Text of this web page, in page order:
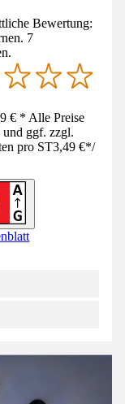
Bewertung:
7
€ * Alle Preise
ggf. zzgl.
pro ST3,49 €*/